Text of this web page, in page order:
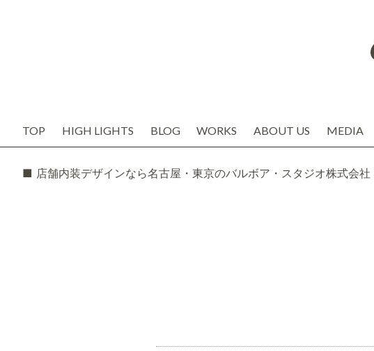
TOP HIGH LIGHTS BLOG WORKS ABOUT US MEDIA
■ 店舗内装デザインなら名古屋・東京のバルボア・スタジオ株式会社